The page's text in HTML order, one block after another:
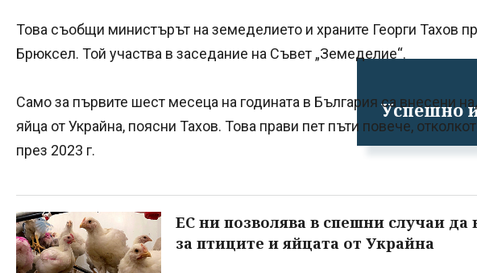
Успешно
Това съобщи министърът на земеделието и храните Георги Тахов
Брюксел. Той участва в заседание на Съвет „Земеделие“.
Само за първите шест месеца на годината в България са внесени
яйца от Украйна, поясни Тахов. Това прави пет пъти повече,
през 2023 г.
ЕС ни позволява в спешни случаи
за птиците и яйцата от Украйна